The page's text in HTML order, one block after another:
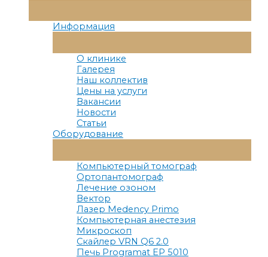
Меню
Информация
Меню
О клинике
Галерея
Наш коллектив
Цены на услуги
Вакансии
Новости
Статьи
Оборудование
Меню
Компьютерный томограф
Ортопантомограф
Лечение озоном
Вектор
Лазер Medency Primo
Компьютерная анестезия
Микроскоп
Скайлер VRN Q6 2.0
Печь Programat EP 5010